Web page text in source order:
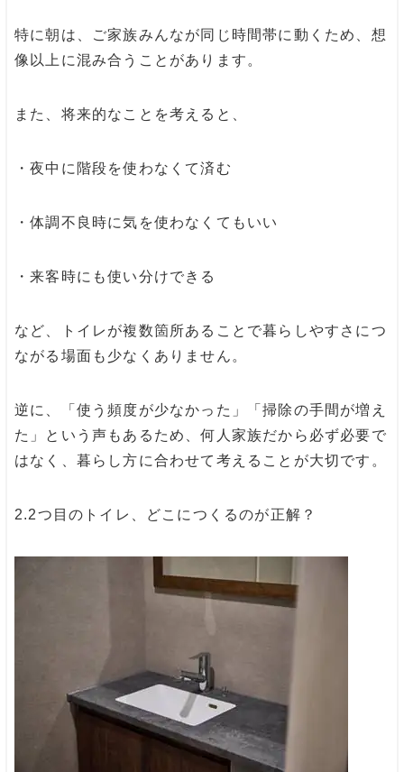
特に朝は、ご家族みんなが同じ時間帯に動くため、想
像以上に混み合うことがあります。
また、将来的なことを考えると、
・夜中に階段を使わなくて済む
・体調不良時に気を使わなくてもいい
・来客時にも使い分けできる
など、トイレが複数箇所あることで暮らしやすさにつ
ながる場面も少なくありません。
逆に、「使う頻度が少なかった」「掃除の手間が増え
た」という声もあるため、何人家族だから必ず必要で
はなく、暮らし方に合わせて考えることが大切です。
2.2つ目のトイレ、どこにつくるのが正解？